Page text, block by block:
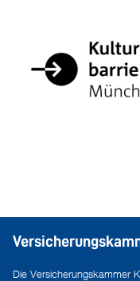
Die Versicherungskammer